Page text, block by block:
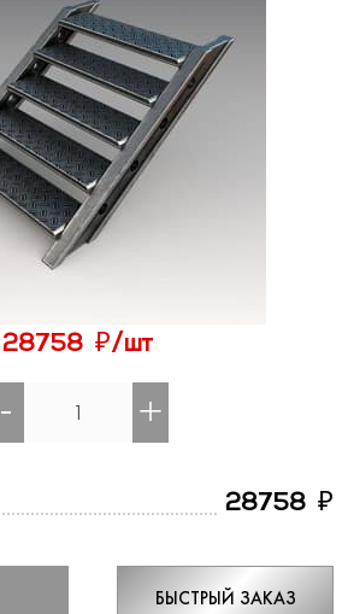
28758 ₽/шт
- +
28758 ₽
БЫСТРЫЙ ЗАКАЗ